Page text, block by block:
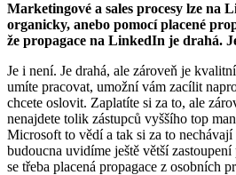
Marketingové a sales procesy lze na
organicky, anebo pomocí placené
že propagace na LinkedIn je drahá.
Je i není. Je drahá, ale zároveň je
umíte pracovat, umožní vám zacílit
chcete oslovit. Zaplatíte si za to, ale
nenajdete tolik zástupců vyššího top
Microsoft to vědí a tak si za to
budoucna uvidíme ještě větší zastoupení
se třeba placená propagace z osobních